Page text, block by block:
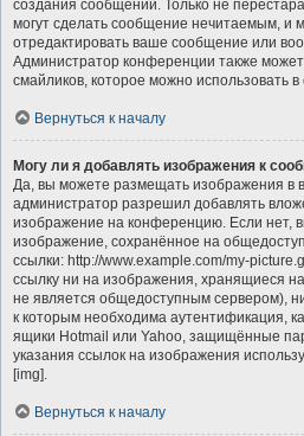
создания сообщений. Только не
могут сделать сообщение нечитаемым, и
отредактировать ваше сообщение или
Администратор конференции также может
смайликов, которое можно использовать
Вернуться к началу
Могу ли я добавлять изображения к
Да, вы можете размещать изображения в
администратор разрешил добавлять
изображение на конференцию. Если нет,
изображение, сохранённое на
ссылки: http://www.example.com/my-
ссылку ни на изображения, хранящиеся
не является общедоступным сервером),
к которым необходима аутентификация,
ящики Hotmail или Yahoo, защищённые
указания ссылок на изображения
[img].
Вернуться к началу